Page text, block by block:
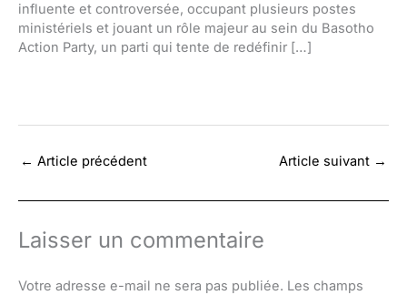
influente et controversée, occupant plusieurs postes
ministériels et jouant un rôle majeur au sein du Basotho
Action Party, un parti qui tente de redéfinir […]
← Article précédent Article suivant →
Laisser un commentaire
Votre adresse e-mail ne sera pas publiée. Les champs